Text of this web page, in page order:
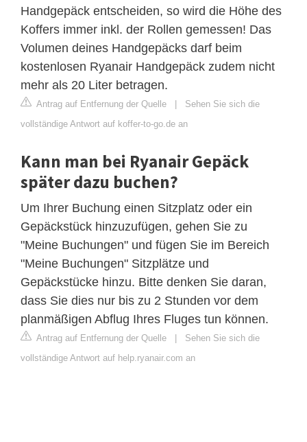
Handgepäck entscheiden, so wird die Höhe des
Koffers immer inkl. der Rollen gemessen! Das
Volumen deines Handgepäcks darf beim
kostenlosen Ryanair Handgepäck zudem nicht
mehr als 20 Liter betragen.
Antrag auf Entfernung der Quelle | Sehen Sie sich die
vollständige Antwort auf koffer-to-go.de an
Kann man bei Ryanair Gepäck
später dazu buchen?
Um Ihrer Buchung einen Sitzplatz oder ein
Gepäckstück hinzuzufügen, gehen Sie zu
"Meine Buchungen" und fügen Sie im Bereich
"Meine Buchungen" Sitzplätze und
Gepäckstücke hinzu. Bitte denken Sie daran,
dass Sie dies nur bis zu 2 Stunden vor dem
planmäßigen Abflug Ihres Fluges tun können.
Antrag auf Entfernung der Quelle | Sehen Sie sich die
vollständige Antwort auf help.ryanair.com an